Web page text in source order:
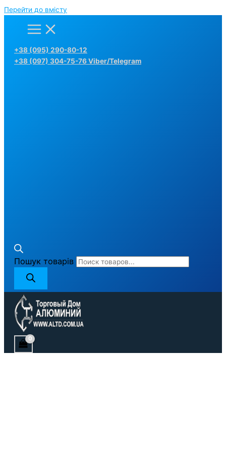
Перейти до вмісту
+38 (095) 290-80-12
+38 (097) 304-75-76 Viber/Telegram
Пошук товарів